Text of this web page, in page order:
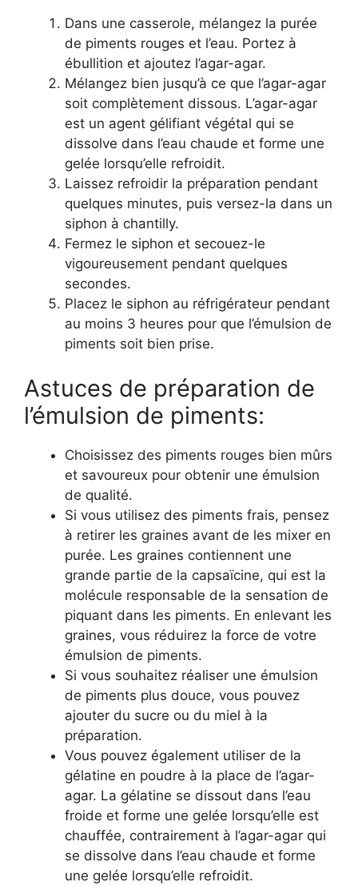
Dans une casserole, mélangez la purée
de piments rouges et l’eau. Portez à
ébullition et ajoutez l’agar-agar.
Mélangez bien jusqu’à ce que l’agar-agar
soit complètement dissous. L’agar-agar
est un agent gélifiant végétal qui se
dissolve dans l’eau chaude et forme une
gelée lorsqu’elle refroidit.
Laissez refroidir la préparation pendant
quelques minutes, puis versez-la dans un
siphon à chantilly.
Fermez le siphon et secouez-le
vigoureusement pendant quelques
secondes.
Placez le siphon au réfrigérateur pendant
au moins 3 heures pour que l’émulsion de
piments soit bien prise.
Astuces de préparation de
l’émulsion de piments:
Choisissez des piments rouges bien mûrs
et savoureux pour obtenir une émulsion
de qualité.
Si vous utilisez des piments frais, pensez
à retirer les graines avant de les mixer en
purée. Les graines contiennent une
grande partie de la capsaïcine, qui est la
molécule responsable de la sensation de
piquant dans les piments. En enlevant les
graines, vous réduirez la force de votre
émulsion de piments.
Si vous souhaitez réaliser une émulsion
de piments plus douce, vous pouvez
ajouter du sucre ou du miel à la
préparation.
Vous pouvez également utiliser de la
gélatine en poudre à la place de l’agar-
agar. La gélatine se dissout dans l’eau
froide et forme une gelée lorsqu’elle est
chauffée, contrairement à l’agar-agar qui
se dissolve dans l’eau chaude et forme
une gelée lorsqu’elle refroidit.